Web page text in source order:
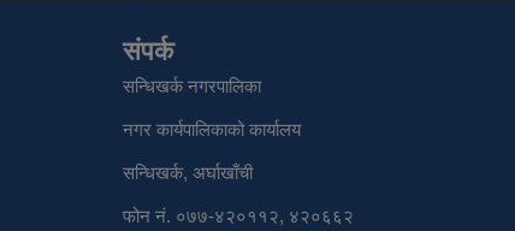
संपर्क
सन्धिखर्क नगरपालिका
नगर कार्यपालिकाको कार्यालय
सन्धिखर्क, अर्घाखाँची
फोन नं. ०७७-४२०११२, ४२०६६२